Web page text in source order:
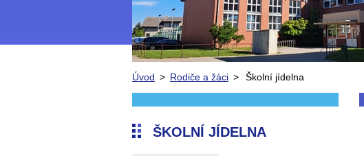
Úvod > Rodiče a žáci > Školní jídelna
ŠKOLNÍ JÍDELNA